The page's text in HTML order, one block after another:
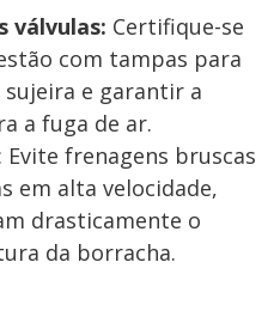
válvulas: Certifique-se
com tampas para
e garantir a
a fuga de ar.
: Evite frenagens bruscas
em alta velocidade,
drasticamente o
da borracha.